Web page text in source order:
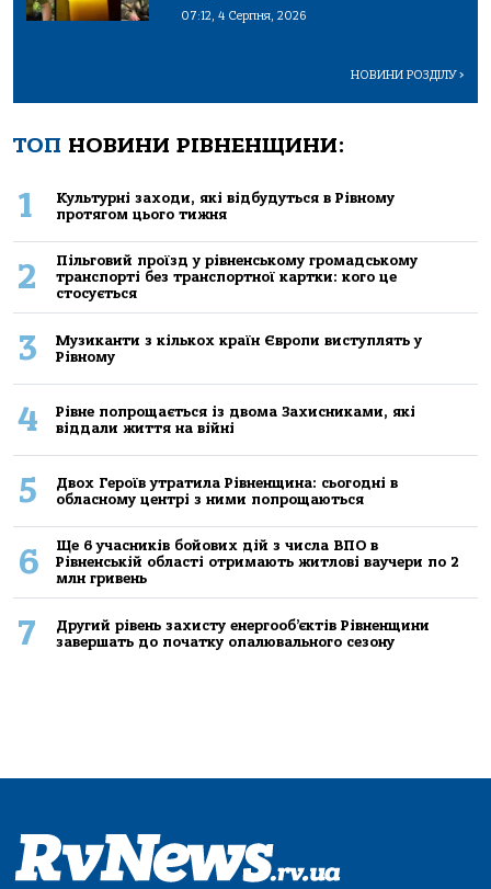
07:12, 4 Серпня, 2026
НОВИНИ РОЗДІЛУ>
ТОП НОВИНИ РІВНЕНЩИНИ:
1
Культурні заходи, які відбудуться в Рівному
протягом цього тижня
2
Пільговий проїзд у рівненському громадському
транспорті без транспортної картки: кого це
стосується
3
Музиканти з кількох країн Європи виступлять у
Рівному
4
Рівне попрощається із двома Захисниками, які
віддали життя на війні
5
Двох Героїв утратила Рівненщина: сьогодні в
обласному центрі з ними попрощаються
6
Ще 6 учасників бойових дій з числа ВПО в
Рівненській області отримають житлові ваучери по 2
млн гривень
7
Другий рівень захисту енергооб’єктів Рівненщини
завершать до початку опалювального сезону